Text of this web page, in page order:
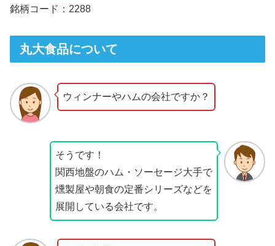
銘柄コード：2288
丸大食品について
ウィンナーやハムの会社ですか？
そうです！
関西地盤のハム・ソーセージ大手で
燻製屋や朝食の定番シリーズなどを
展開している会社です。